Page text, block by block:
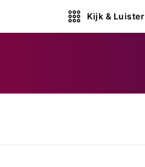
Kijk & Luister